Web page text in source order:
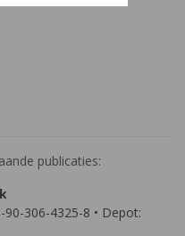
publicaties:
90-306-4325-8 • Depot: